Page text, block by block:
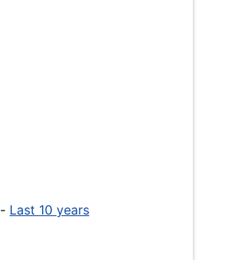
- Last 10 years